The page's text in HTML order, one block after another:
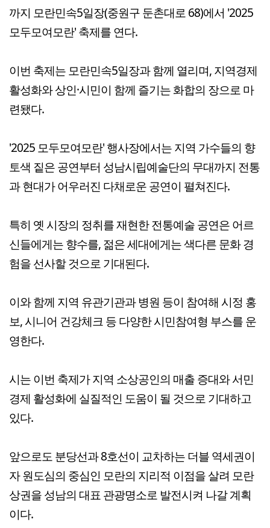
까지 모란민속5일장(중원구 둔촌대로 68)에서 '2025
모두모여모란' 축제를 연다.
이번 축제는 모란민속5일장과 함께 열리며, 지역경제
활성화와 상인·시민이 함께 즐기는 화합의 장으로 마
련됐다.
'2025 모두모여모란' 행사장에서는 지역 가수들의 향
토색 짙은 공연부터 성남시립예술단의 무대까지 전통
과 현대가 어우러진 다채로운 공연이 펼쳐진다.
특히 옛 시장의 정취를 재현한 전통예술 공연은 어르
신들에게는 향수를, 젊은 세대에게는 색다른 문화 경
험을 선사할 것으로 기대된다.
이와 함께 지역 유관기관과 병원 등이 참여해 시정 홍
보, 시니어 건강체크 등 다양한 시민참여형 부스를 운
영한다.
시는 이번 축제가 지역 소상공인의 매출 증대와 서민
경제 활성화에 실질적인 도움이 될 것으로 기대하고
있다.
앞으로도 분당선과 8호선이 교차하는 더블 역세권이
자 원도심의 중심인 모란의 지리적 이점을 살려 모란
상권을 성남의 대표 관광명소로 발전시켜 나갈 계획
이다.